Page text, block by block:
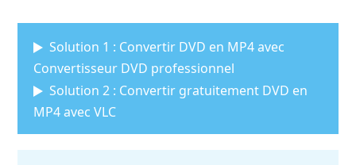
Solution 1 : Convertir DVD en MP4 avec
Convertisseur DVD professionnel
Solution 2 : Convertir gratuitement DVD en
MP4 avec VLC